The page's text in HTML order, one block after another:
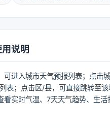
说明
可进入城市天气预报列表；点击
表；点击区/县，可直接跳转至
看实时气温、7天天气趋势、生活